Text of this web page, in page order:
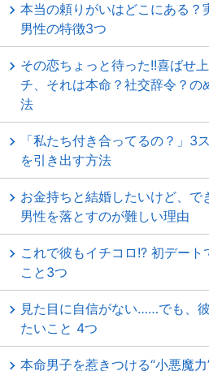
本当の頼りがいはどこにある？
男性の特徴3つ
その恋ちょっと待った!!喜ばせ
チ、それは本命？社交辞令？の
法
「私たち付き合ってるの？」3
を引き出す方法
お金持ちと結婚したいけど、で
男性を落とすのが難しい理由
これで彼もイチコロ!? 初デー
こと3つ
見た目に自信がない……でも、
たいこと 4つ
本命男子を惹きつける“小悪魔力